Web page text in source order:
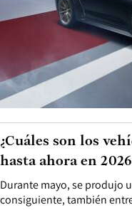
Durante mayo, se produjo
consiguiente, también
¿Cuáles son los
hasta ahora en